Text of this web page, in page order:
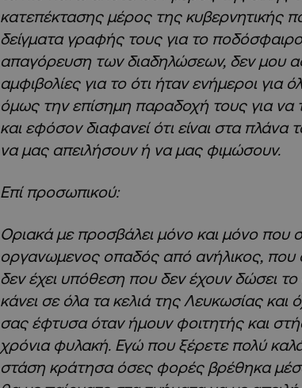
κατεπέκτασης μέρος της κυβερνητικής
δείγματα γραφής τους για το
απαγόρευση των διαδηλώσεων, δεν μου
αμφιβολίες για το ότι ήταν ενήμεροι για
όμως την επίσημη παραδοχή τους για
και εφόσον διαφανεί ότι είναι στα πλάνα
να μας απειλήσουν ή να μας φιμώσουν.
Επί προσωπικού:
Οριακά με προσβάλει μόνο και μόνο που
οργανωμενος οπαδός από ανήλικος, που
δεν έχει υπόθεση που δεν έχουν δώσει
κάνει σε όλα τα κελιά της Λευκωσίας
σας έφτυσα όταν ήμουν φοιτητής και
χρόνια φυλακή. Εγώ που ξέρετε πολύ
στάση κράτησα όσες φορές βρέθηκα